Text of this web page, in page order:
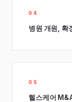
04
병원 개원, 확
05
헬스케어